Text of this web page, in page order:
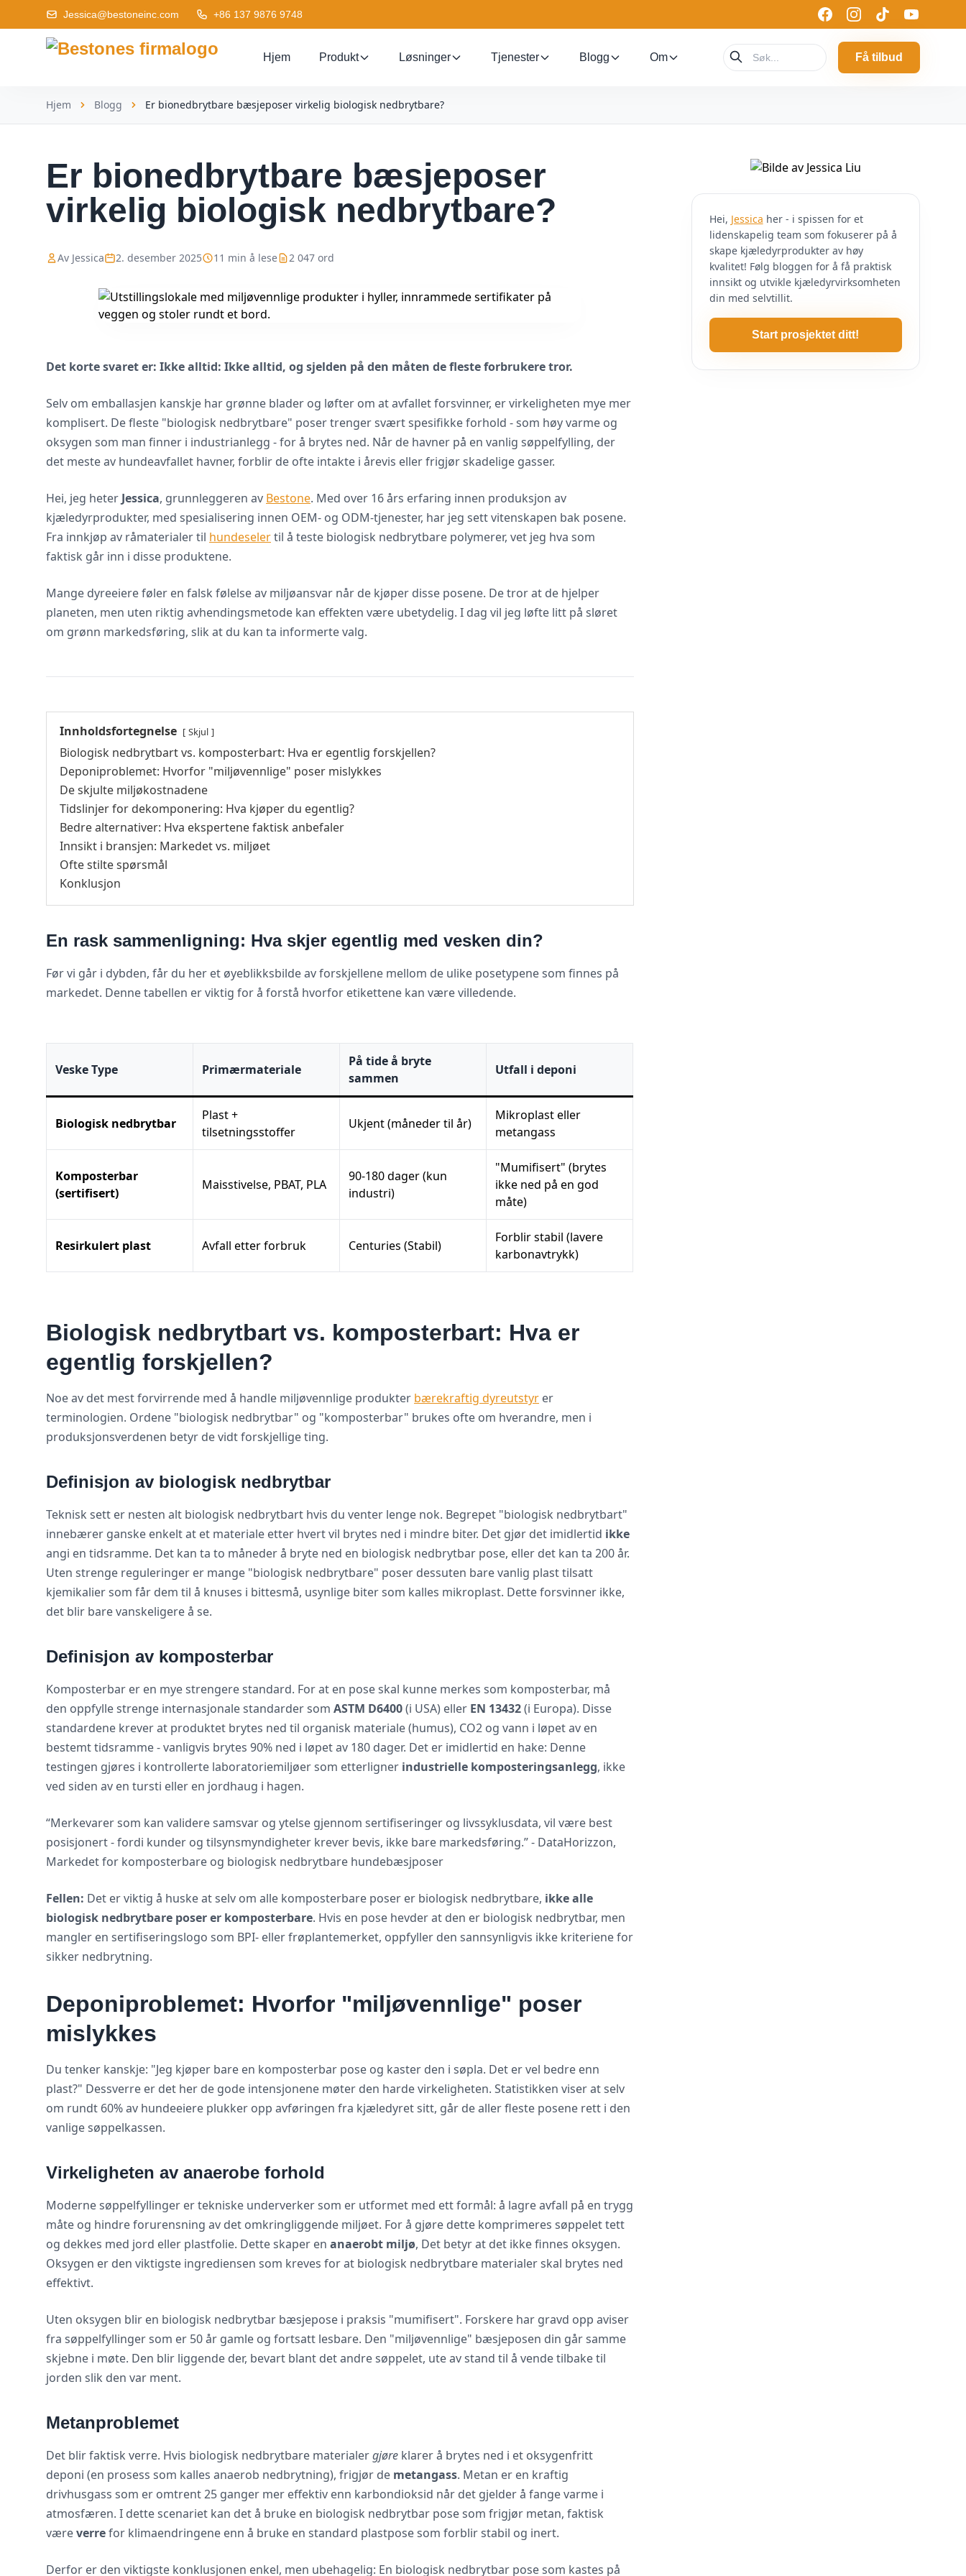
Jessica@bestoneinc.com +86 137 9876 9748
Hjem Produkt Løsninger Tjenester Blogg Om Få tilbud
Hjem Blogg Er bionedbrytbare bæsjeposer virkelig biologisk nedbrytbare?
Er bionedbrytbare bæsjeposer
virkelig biologisk nedbrytbare?
Av Jessica 2. desember 2025 11 min å lese 2 047 ord
Det korte svaret er: Ikke alltid: Ikke alltid, og sjelden på den måten de fleste forbrukere tror.
Selv om emballasjen kanskje har grønne blader og løfter om at avfallet forsvinner, er virkeligheten mye mer
komplisert. De fleste "biologisk nedbrytbare" poser trenger svært spesifikke forhold - som høy varme og
oksygen som man finner i industrianlegg - for å brytes ned. Når de havner på en vanlig søppelfylling, der
det meste av hundeavfallet havner, forblir de ofte intakte i årevis eller frigjør skadelige gasser.
Hei, jeg heter Jessica, grunnleggeren av Bestone. Med over 16 års erfaring innen produksjon av
kjæledyrprodukter, med spesialisering innen OEM- og ODM-tjenester, har jeg sett vitenskapen bak posene.
Fra innkjøp av råmaterialer til hundeselertil å teste biologisk nedbrytbare polymerer, vet jeg hva som
faktisk går inn i disse produktene.
Mange dyreeiere føler en falsk følelse av miljøansvar når de kjøper disse posene. De tror at de hjelper
planeten, men uten riktig avhendingsmetode kan effekten være ubetydelig. I dag vil jeg løfte litt på sløret
om grønn markedsføring, slik at du kan ta informerte valg.
Innholdsfortegnelse Skjul
Biologisk nedbrytbart vs. komposterbart: Hva er egentlig forskjellen?
Deponiproblemet: Hvorfor "miljøvennlige" poser mislykkes
De skjulte miljøkostnadene
Tidslinjer for dekomponering: Hva kjøper du egentlig?
Bedre alternativer: Hva ekspertene faktisk anbefaler
Innsikt i bransjen: Markedet vs. miljøet
Ofte stilte spørsmål
Konklusjon
En rask sammenligning: Hva skjer egentlig med vesken din?
Før vi går i dybden, får du her et øyeblikksbilde av forskjellene mellom de ulike posetypene som finnes på
markedet. Denne tabellen er viktig for å forstå hvorfor etikettene kan være villedende.
Veske Type Primærmateriale
På tide å bryte
sammen
Utfall i deponi
Biologisk nedbrytbar
Plast +
tilsetningsstoffer
Ukjent (måneder til år)
Mikroplast eller
metangass
Komposterbar
(sertifisert)
Maisstivelse, PBAT, PLA
90-180 dager (kun
industri)
"Mumifisert" (brytes
ikke ned på en god
måte)
Resirkulert plast Avfall etter forbruk Centuries (Stabil)
Forblir stabil (lavere
karbonavtrykk)
Biologisk nedbrytbart vs. komposterbart: Hva er
egentlig forskjellen?
Noe av det mest forvirrende med å handle miljøvennlige produkter bærekraftig dyreutstyr er
terminologien. Ordene "biologisk nedbrytbar" og "komposterbar" brukes ofte om hverandre, men i
produksjonsverdenen betyr de vidt forskjellige ting.
Definisjon av biologisk nedbrytbar
Teknisk sett er nesten alt biologisk nedbrytbart hvis du venter lenge nok. Begrepet "biologisk nedbrytbart"
innebærer ganske enkelt at et materiale etter hvert vil brytes ned i mindre biter. Det gjør det imidlertid ikke
angi en tidsramme. Det kan ta to måneder å bryte ned en biologisk nedbrytbar pose, eller det kan ta 200 år.
Uten strenge reguleringer er mange "biologisk nedbrytbare" poser dessuten bare vanlig plast tilsatt
kjemikalier som får dem til å knuses i bittesmå, usynlige biter som kalles mikroplast. Dette forsvinner ikke,
det blir bare vanskeligere å se.
Definisjon av komposterbar
Komposterbar er en mye strengere standard. For at en pose skal kunne merkes som komposterbar, må
den oppfylle strenge internasjonale standarder som ASTM D6400(i USA) eller EN 13432(i Europa). Disse
standardene krever at produktet brytes ned til organisk materiale (humus), CO2 og vann i løpet av en
bestemt tidsramme - vanligvis brytes 90% ned i løpet av 180 dager. Det er imidlertid en hake: Denne
testingen gjøres i kontrollerte laboratoriemiljøer som etterligner industrielle komposteringsanlegg, ikke
ved siden av en tursti eller en jordhaug i hagen.
“Merkevarer som kan validere samsvar og ytelse gjennom sertifiseringer og livssyklusdata, vil være best
posisjonert - fordi kunder og tilsynsmyndigheter krever bevis, ikke bare markedsføring.” - DataHorizzon,
Markedet for komposterbare og biologisk nedbrytbare hundebæsjposer
Fellen: Det er viktig å huske at selv om alle komposterbare poser er biologisk nedbrytbare, ikke alle
biologisk nedbrytbare poser er komposterbare. Hvis en pose hevder at den er biologisk nedbrytbar, men
mangler en sertifiseringslogo som BPI- eller frøplantemerket, oppfyller den sannsynligvis ikke kriteriene for
sikker nedbrytning.
Deponiproblemet: Hvorfor "miljøvennlige" poser
mislykkes
Du tenker kanskje: "Jeg kjøper bare en komposterbar pose og kaster den i søpla. Det er vel bedre enn
plast?" Dessverre er det her de gode intensjonene møter den harde virkeligheten. Statistikken viser at selv
om rundt 60% av hundeeiere plukker opp avføringen fra kjæledyret sitt, går de aller fleste posene rett i den
vanlige søppelkassen.
Virkeligheten av anaerobe forhold
Moderne søppelfyllinger er tekniske underverker som er utformet med ett formål: å lagre avfall på en trygg
måte og hindre forurensning av det omkringliggende miljøet. For å gjøre dette komprimeres søppelet tett
og dekkes med jord eller plastfolie. Dette skaper en anaerobt miljø, Det betyr at det ikke finnes oksygen.
Oksygen er den viktigste ingrediensen som kreves for at biologisk nedbrytbare materialer skal brytes ned
effektivt.
Uten oksygen blir en biologisk nedbrytbar bæsjepose i praksis "mumifisert". Forskere har gravd opp aviser
fra søppelfyllinger som er 50 år gamle og fortsatt lesbare. Den "miljøvennlige" bæsjeposen din går samme
skjebne i møte. Den blir liggende der, bevart blant det andre søppelet, ute av stand til å vende tilbake til
jorden slik den var ment.
Metanproblemet
Det blir faktisk verre. Hvis biologisk nedbrytbare materialergjøre klarer å brytes ned i et oksygenfritt
deponi (en prosess som kalles anaerob nedbrytning), frigjør de metangass. Metan er en kraftig
drivhusgass som er omtrent 25 ganger mer effektiv enn karbondioksid når det gjelder å fange varme i
atmosfæren. I dette scenariet kan det å bruke en biologisk nedbrytbar pose som frigjør metan, faktisk
væreverrefor klimaendringene enn å bruke en standard plastpose som forblir stabil og inert.
Derfor er den viktigste konklusjonen enkel, men ubehagelig: En biologisk nedbrytbar pose som kastes på
Hei, Jessica her - i spissen for et
lidenskapelig team som fokuserer på å
skape kjæledyrprodukter av høy
kvalitet! Følg bloggen for å få praktisk
innsikt og utvikle kjæledyrvirksomheten
din med selvtillit.
Start prosjektet ditt!